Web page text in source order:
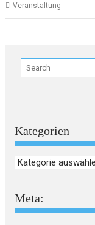
Veranstaltung
Kategorien
Kategorien
Meta: